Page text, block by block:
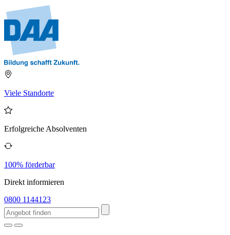
Viele Standorte
Erfolgreiche Absolventen
100% förderbar
Direkt informieren
0800 1144123